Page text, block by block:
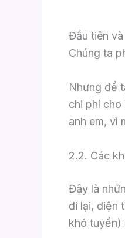
Đầu tiên
Chúng ta
Nhưng để
chi phí
anh em, vì
2.2. Các
Đây là
đi lại, điện
khó tuyển)